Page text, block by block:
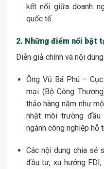
kết nối giữa doanh
quốc tế.
2. Những điểm nổi bật
Diễn giả chính và nội
Ông Vũ Bá Phú –
mại (Bộ Công
thảo hàng năm như
nhật môi trường
ngành công nghiệp hỗ
Các nội dung chia sẻ
đầu tư, xu hướng